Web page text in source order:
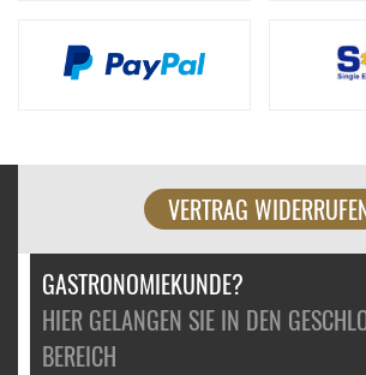
VERTRAG
GASTRONOMIEKUNDE?
HIER GELANGEN SIE IN DEN
BEREICH